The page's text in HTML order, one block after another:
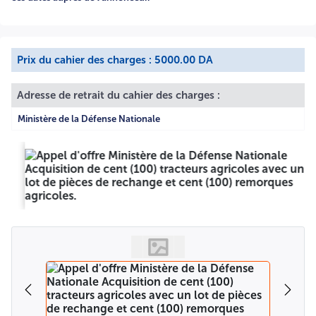
pour le retrait du cahier des charges doivent se munir des
le candidat à la soumission ; Une copie du registre de
commerce de la société ; La copie originale du bon de
versement de la somme due. Les offres comprenant les
pièces et documents exigés dans le cahier des charges
devront être scindées en trois (03) parties : 1- Un dossier de
candidature comprenant les documents requis dans le
cahier des charges ; 2- Une offre technique comprenant
offre financière commerciale comprenant les documents
requis par le cahier des charges. Le dossier de candidature
est inséré dans une enveloppe anonyme séparée de celle
des offres technique et financière et comportant sur
l'extérieur la mention « dossier candidature-appel d'offres
deux enveloppes séparées, anonymes et fermées,
indiquant sur l'extérieure de chacune, respectivement les
mentions : « offre technique- à ne pas ouvrir- appel
d'offres National Ouvert n° 077/2026/CG1, objet de l'appel
d'offres » et « offre financière-à ne pas ouvrir- appel
d'offres National Ouvert n° 077/2026/CG1, objet de l'appel
Prix du cahier des charges : 5000.00 DA
Adresse de retrait du cahier des charges :
Ministère de la Défense Nationale